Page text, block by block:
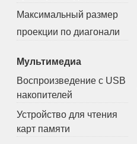
Максимальный размер
проекции по диагонали
Мультимедиа
Воспроизведение с USB
накопителей
Устройство для чтения
карт памяти